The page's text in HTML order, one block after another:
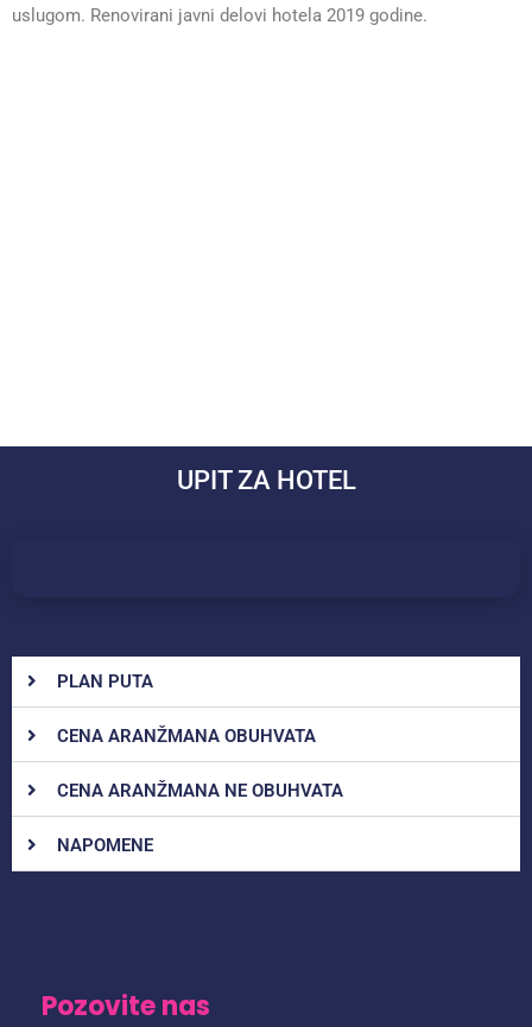
uslugom. Renovirani javni delovi hotela 2019 godine.
UPIT ZA HOTEL
PLAN PUTA
CENA ARANŽMANA OBUHVATA
CENA ARANŽMANA NE OBUHVATA
NAPOMENE
Pozovite nas